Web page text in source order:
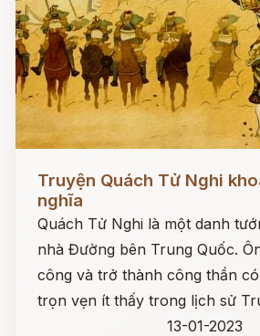
Truyện Quách Tử Nghi
nghĩa
Quách Tử Nghi là một danh
nhà Đường bên Trung Quốc.
công và trở thành công thần
trọn vẹn ít thấy trong lịch sử
13-01-2023